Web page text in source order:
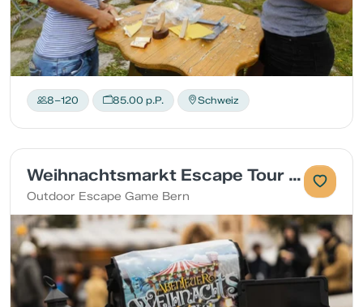
8–120 85.00 p.P. Schweiz
Weihnachtsmarkt Escape Tour in Bern
Outdoor Escape Game Bern